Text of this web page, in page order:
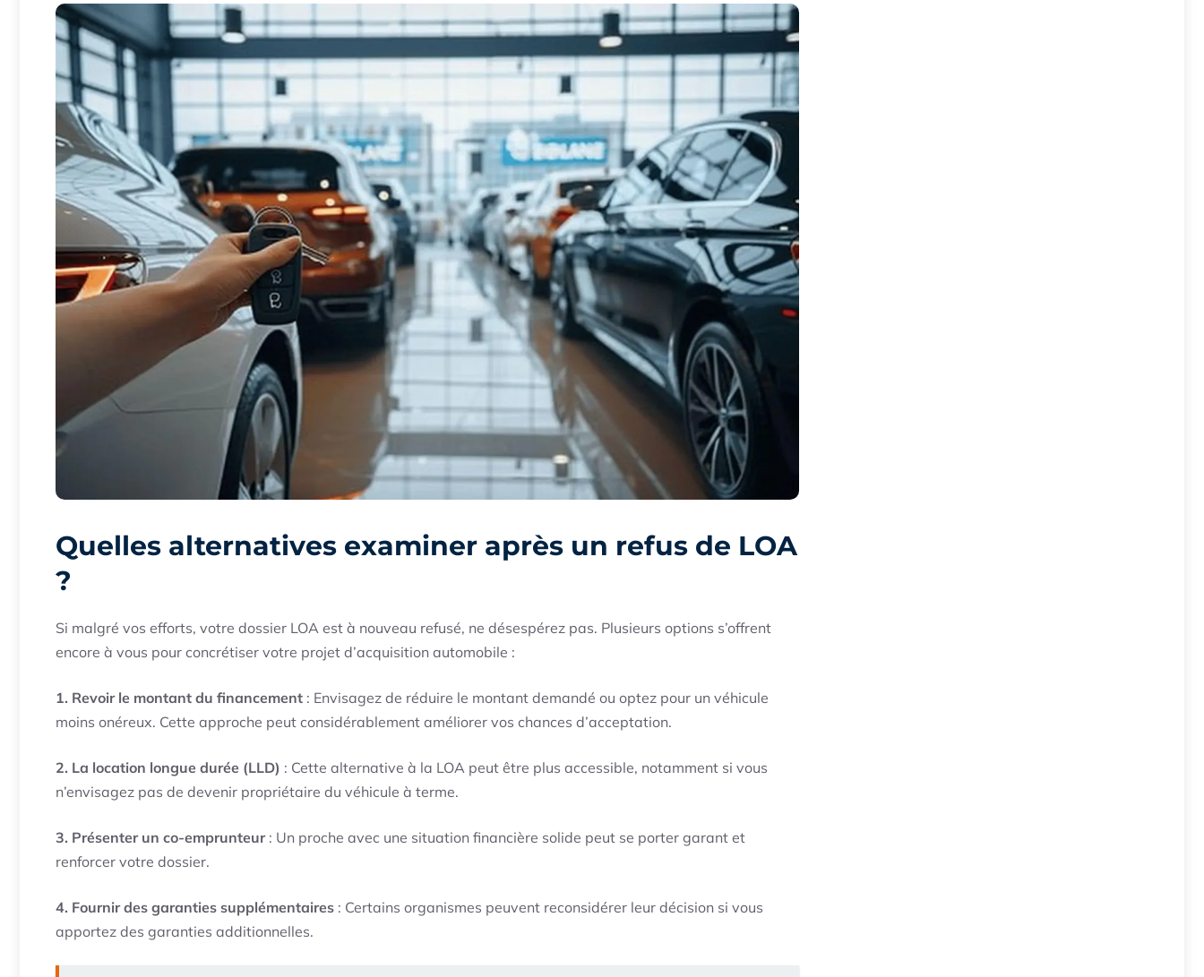
Quelles alternatives examiner après un refus de LOA
?
Si malgré vos efforts, votre dossier LOA est à nouveau refusé, ne désespérez pas. Plusieurs options s’offrent
encore à vous pour concrétiser votre projet d’acquisition automobile :
1. Revoir le montant du financement : Envisagez de réduire le montant demandé ou optez pour un véhicule
moins onéreux. Cette approche peut considérablement améliorer vos chances d’acceptation.
2. La location longue durée (LLD) : Cette alternative à la LOA peut être plus accessible, notamment si vous
n’envisagez pas de devenir propriétaire du véhicule à terme.
3. Présenter un co-emprunteur: Un proche avec une situation financière solide peut se porter garant et
renforcer votre dossier.
4. Fournir des garanties supplémentaires : Certains organismes peuvent reconsidérer leur décision si vous
apportez des garanties additionnelles.